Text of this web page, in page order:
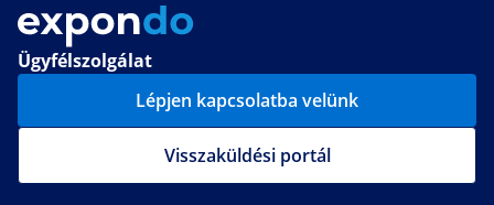
Ügyfélszolgálat
Lépjen kapcsolatba velünk
Visszaküldési portál